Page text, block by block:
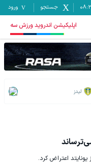
جستجو ورود
اپلیکیشن اندروید ورزش سه
لیدز
یونایتد اعتراض کرد.